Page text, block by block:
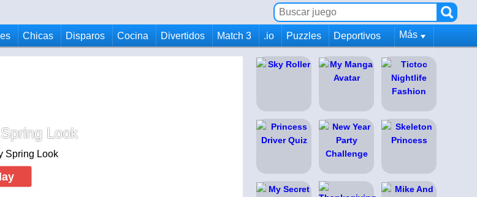
Chicas Disparos Cocina Divertidos Match 3 .io Puzzles Deportivos Más
Look